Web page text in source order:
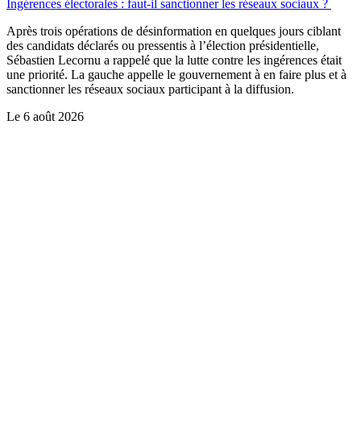
Ingérences électorales : faut-il sanctionner les réseaux sociaux ?
Après trois opérations de désinformation en quelques jours ciblant
des candidats déclarés ou pressentis à l’élection présidentielle,
Sébastien Lecornu a rappelé que la lutte contre les ingérences était
une priorité. La gauche appelle le gouvernement à en faire plus et à
sanctionner les réseaux sociaux participant à la diffusion.
Le 6 août 2026